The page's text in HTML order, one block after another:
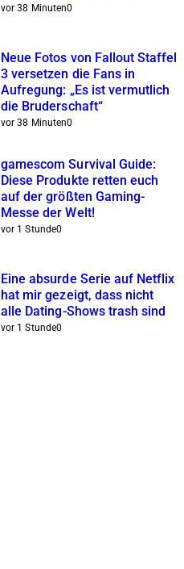
vor 38 Minuten0
Neue Fotos von Fallout Staffel
3 versetzen die Fans in
Aufregung: „Es ist vermutlich
die Bruderschaft“
vor 38 Minuten0
gamescom Survival Guide:
Diese Produkte retten euch
auf der größten Gaming-
Messe der Welt!
vor 1 Stunde0
Eine absurde Serie auf Netflix
hat mir gezeigt, dass nicht
alle Dating-Shows trash sind
vor 1 Stunde0